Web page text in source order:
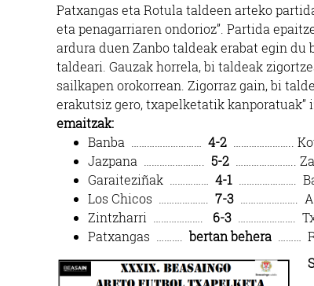
Patxangas eta Rotula taldeen arteko
eta penagarriaren ondorioz”. Partida
ardura duen Zanbo taldeak erabat egin du
taldeari. Gauzak horrela, bi taldeak
sailkapen orokorrean. Zigorraz gain, bi
erakutsiz gero, txapelketatik kanporatuak”
emaitzak:
Banba ……………………… 4-2 …………………..
Jazpana ………………….. 5-2 …………………..
Garaiteziñak …………… 4-1 ………………….
Los Chicos ………………. 7-3 ………………….
Zintzharri ………………. 6-3 ………………….
Patxangas ………. bertan behera ………